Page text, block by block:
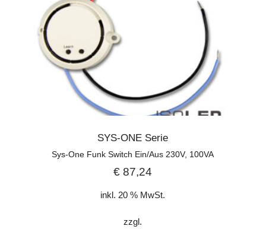
SYS-ONE Serie
Sys-One Funk Switch Ein/Aus 230V, 100VA
€ 87,24
inkl. 20 % MwSt.
zzgl.